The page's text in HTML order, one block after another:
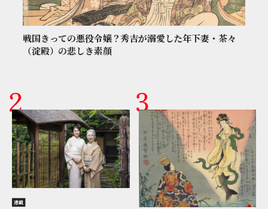
戦国きっての悪役令嬢？秀吉が溺愛した年下妻・茶々
（淀殿）の悲しき素顔
連載